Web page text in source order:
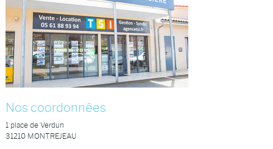
Nos coordonnées
1 place de Verdun
31210 MONTREJEAU